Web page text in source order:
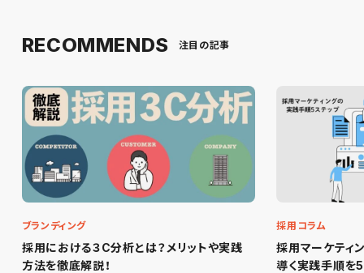
RECOMMENDS 注目の記事
採用における３C分析とは？メリットや実践
方法を徹底解説！
ブランディング
採用マーケティ
導く実践手順を
採用コラム